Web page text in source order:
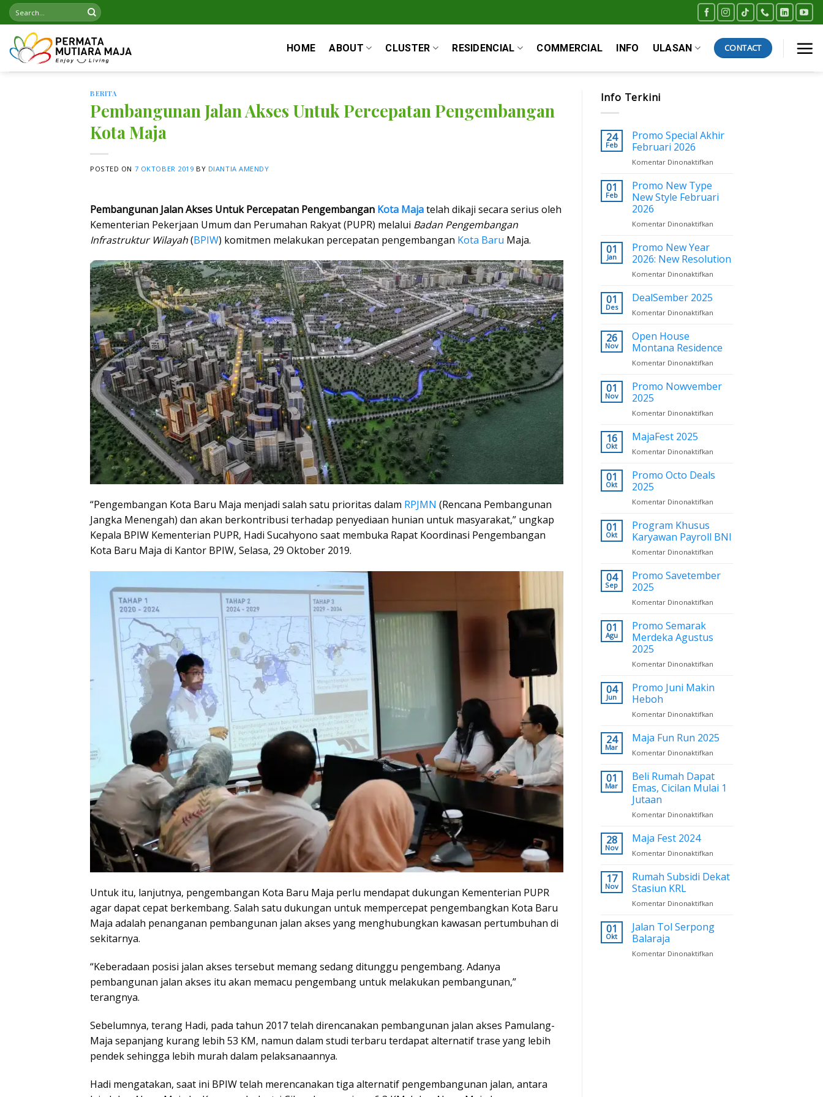
Skip
to
content
HOME ABOUT CLUSTER RESIDENCIAL COMMERCIAL INFO ULASAN CONTACT
BERITA
Pembangunan Jalan Akses Untuk Percepatan Pengembangan
Kota Maja
POSTED ON 7 OKTOBER 2019 BY DIANTIA AMENDY
Pembangunan Jalan Akses Untuk Percepatan Pengembangan Kota Majatelah dikaji secara serius oleh
Kementerian Pekerjaan Umum dan Perumahan Rakyat (PUPR) melalui Badan Pengembangan
Infrastruktur Wilayah(BPIW) komitmen melakukan percepatan pengembangan Kota Baru Maja.
“Pengembangan Kota Baru Maja menjadi salah satu prioritas dalam RPJMN (Rencana Pembangunan
Jangka Menengah) dan akan berkontribusi terhadap penyediaan hunian untuk masyarakat,” ungkap
Kepala BPIW Kementerian PUPR, Hadi Sucahyono saat membuka Rapat Koordinasi Pengembangan
Kota Baru Maja di Kantor BPIW, Selasa, 29 Oktober 2019.
Untuk itu, lanjutnya, pengembangan Kota Baru Maja perlu mendapat dukungan Kementerian PUPR
agar dapat cepat berkembang. Salah satu dukungan untuk mempercepat pengembangkan Kota Baru
Maja adalah penanganan pembangunan jalan akses yang menghubungkan kawasan pertumbuhan di
sekitarnya.
“Keberadaan posisi jalan akses tersebut memang sedang ditunggu pengembang. Adanya
pembangunan jalan akses itu akan memacu pengembang untuk melakukan pembangunan,”
terangnya.
Sebelumnya, terang Hadi, pada tahun 2017 telah direncanakan pembangunan jalan akses Pamulang-
Maja sepanjang kurang lebih 53 KM, namun dalam studi terbaru terdapat alternatif trase yang lebih
pendek sehingga lebih murah dalam pelaksanaannya.
Hadi mengatakan, saat ini BPIW telah merencanakan tiga alternatif pengembangunan jalan, antara
Info Terkini
24
Feb
Promo Special Akhir
Februari 2026
Komentar Dinonaktifkanpada
Akhir
Februari
01
Feb
Promo New Type
New Style Februari
2026
Komentar Dinonaktifkanpada
Type
New
Style
01
Jan
Promo New Year
2026: New Resolution
Komentar Dinonaktifkanpada
2026:
01
Des
DealSember 2025
Komentar Dinonaktifkanpada
26
Nov
Open House
Montana Residence
Komentar Dinonaktifkanpada
House
Montana
01
Nov
Promo Nowvember
2025
Komentar Dinonaktifkanpada
16
Okt
MajaFest 2025
Komentar Dinonaktifkanpada
2025
01
Okt
Promo Octo Deals
2025
Komentar Dinonaktifkanpada
Deals
2025
01
Okt
Program Khusus
Karyawan Payroll BNI
Komentar Dinonaktifkanpada
Khusus
Karyawan
BNI
04
Sep
Promo Savetember
2025
Komentar Dinonaktifkanpada
01
Agu
Promo Semarak
Merdeka Agustus
2025
Komentar Dinonaktifkanpada
Semarak
Merdeka
2025
04
Jun
Promo Juni Makin
Heboh
Komentar Dinonaktifkanpada
Juni
Makin
Heboh
24
Mar
Maja Fun Run 2025
Komentar Dinonaktifkanpada
Fun
Run
2025
01
Mar
Beli Rumah Dapat
Emas, Cicilan Mulai 1
Jutaan
Komentar Dinonaktifkanpada
Emas,
Mulai
28
Nov
Maja Fest 2024
Komentar Dinonaktifkanpada
Fest
2024
17
Nov
Rumah Subsidi Dekat
Stasiun KRL
Komentar Dinonaktifkanpada
Subsidi
Dekat
KRL
01
Okt
Jalan Tol Serpong
Balaraja
Komentar Dinonaktifkanpada